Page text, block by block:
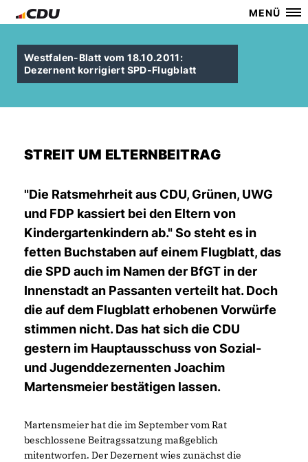
MENÜ
Westfalen-Blatt vom 18.10.2011:
Dezernent korrigiert SPD-Flugblatt
STREIT UM ELTERNBEITRAG
"Die Ratsmehrheit aus CDU, Grünen, UWG
und FDP kassiert bei den Eltern von
Kindergartenkindern ab." So steht es in
fetten Buchstaben auf einem Flugblatt, das
die SPD auch im Namen der BfGT in der
Innenstadt an Passanten verteilt hat. Doch
die auf dem Flugblatt erhobenen Vorwürfe
stimmen nicht. Das hat sich die CDU
gestern im Hauptausschuss von Sozial-
und Jugenddezernenten Joachim
Martensmeier bestätigen lassen.
Martensmeier hat die im September vom Rat
beschlossene Beitragssatzung maßgeblich
mitentworfen. Der Dezernent wies zunächst die